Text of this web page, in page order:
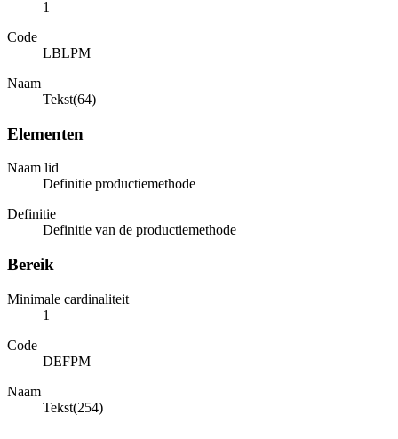
1
Code
LBLPM
Naam
Tekst(64)
Elementen
Naam lid
Definitie productiemethode
Definitie
Definitie van de productiemethode
Bereik
Minimale cardinaliteit
1
Code
DEFPM
Naam
Tekst(254)